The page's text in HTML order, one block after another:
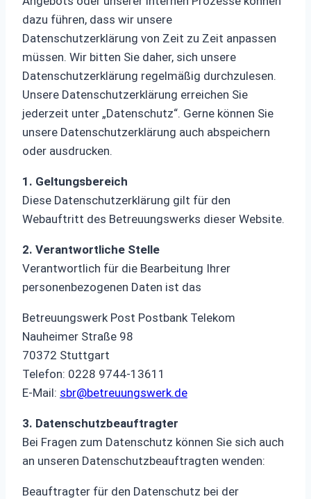
dazu führen, dass wir unsere
Datenschutzerklärung von Zeit zu Zeit anpassen
müssen. Wir bitten Sie daher, sich unsere
Datenschutzerklärung regelmäßig durchzulesen.
Unsere Datenschutzerklärung erreichen Sie
jederzeit unter „Datenschutz“. Gerne können Sie
unsere Datenschutzerklärung auch abspeichern
oder ausdrucken.
1. Geltungsbereich
Diese Datenschutzerklärung gilt für den
Webauftritt des Betreuungswerks dieser Website.
2. Verantwortliche Stelle
Verantwortlich für die Bearbeitung Ihrer
personenbezogenen Daten ist das
Betreuungswerk Post Postbank Telekom
Nauheimer Straße 98
70372 Stuttgart
Telefon: 0228 9744-13611
E-Mail: sbr@betreuungswerk.de
3. Datenschutzbeauftragter
Bei Fragen zum Datenschutz können Sie sich auch
an unseren Datenschutzbeauftragten wenden:
Beauftragter für den Datenschutz bei der